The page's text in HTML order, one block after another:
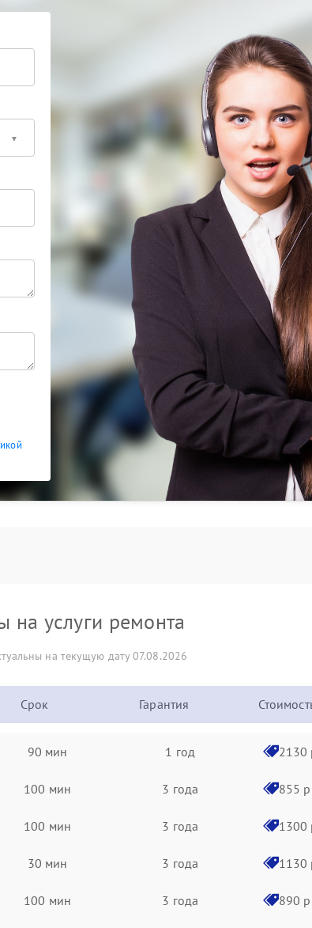
на услуги ремонта
на текущую дату 07.08.2026
Срок Гарантия
90 мин 1 год 2130
100 мин 3 года 855 р
100 мин 3 года 1300
30 мин 3 года 1130
100 мин 3 года 890 р